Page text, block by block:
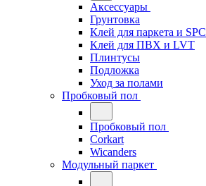
Аксессуары
Грунтовка
Клей для паркета и SPC
Клей для ПВХ и LVT
Плинтусы
Подложка
Уход за полами
Пробковый пол
Пробковый пол
Corkart
Wicanders
Модульный паркет